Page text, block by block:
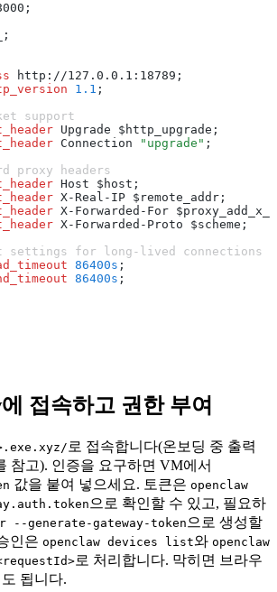
_;
http://127.0.0.1:18789;
1.1 ;
support
Upgrade $http_upgrade;
Connection "upgrade" ;
proxy headers
Host $host;
X-Real-IP $remote_addr;
X-Forwarded-For
X-Forwarded-Proto $scheme;
settings for long-lived connections
86400s ;
86400s ;
접속하고 권한 부여
로 접속합니다(온보딩 중 출력
참고). 인증을 요구하면 VM에서
값을 붙여 넣으세요. 토큰은 openclaw
으로 확인할 수 있고, 필요하
--generate-gateway-token으로 생성할
인은 openclaw devices list와 openclaw
로 처리합니다. 막히면 브라우
됩니다.